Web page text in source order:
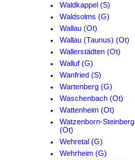
Waldkappel (S)
Waldsolms (G)
Wallau (Ot)
Wallau (Taunus) (Ot)
Wallerstädten (Ot)
Walluf (G)
Wanfried (S)
Wartenberg (G)
Waschenbach (Ot)
Wattenheim (Ot)
Watzenborn-Steinberg
(Ot)
Wehretal (G)
Wehrheim (G)